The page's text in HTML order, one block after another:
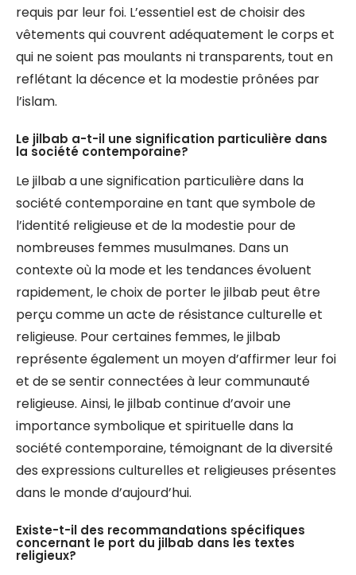
requis par leur foi. L’essentiel est de choisir des
vêtements qui couvrent adéquatement le corps et
qui ne soient pas moulants ni transparents, tout en
reflétant la décence et la modestie prônées par
l’islam.
Le jilbab a-t-il une signification particulière dans
la société contemporaine?
Le jilbab a une signification particulière dans la
société contemporaine en tant que symbole de
l’identité religieuse et de la modestie pour de
nombreuses femmes musulmanes. Dans un
contexte où la mode et les tendances évoluent
rapidement, le choix de porter le jilbab peut être
perçu comme un acte de résistance culturelle et
religieuse. Pour certaines femmes, le jilbab
représente également un moyen d’affirmer leur foi
et de se sentir connectées à leur communauté
religieuse. Ainsi, le jilbab continue d’avoir une
importance symbolique et spirituelle dans la
société contemporaine, témoignant de la diversité
des expressions culturelles et religieuses présentes
dans le monde d’aujourd’hui.
Existe-t-il des recommandations spécifiques
concernant le port du jilbab dans les textes
religieux?